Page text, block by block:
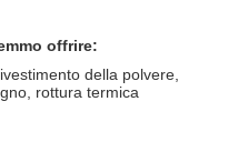
offrire:
della polvere,
rottura termica